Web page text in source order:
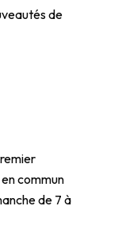
de
commun
de 7 à